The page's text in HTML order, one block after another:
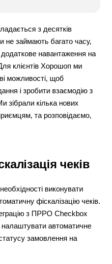
з десятків
не займають багато часу,
навантаження на
клієнтів Хорошоп ми
можливості, щоб
і зробити взаємодію з
зібрали кілька нових
та розповідаємо,
чеків
виконувати
фіскалізацію чеків.
з ПРРО Checkbox
автоматичне
замовлення на